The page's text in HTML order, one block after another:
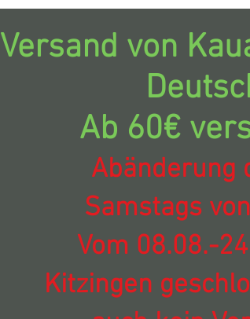
Versand von
Ab 60€
Abänderung
Samstags
Vom 08.08.-
Kitzingen